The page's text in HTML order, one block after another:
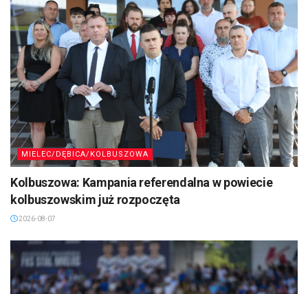
MIELEC/DĘBICA/KOLBUSZOWA
Kolbuszowa: Kampania referendalna w powiecie
kolbuszowskim już rozpoczęta
2026-08-07